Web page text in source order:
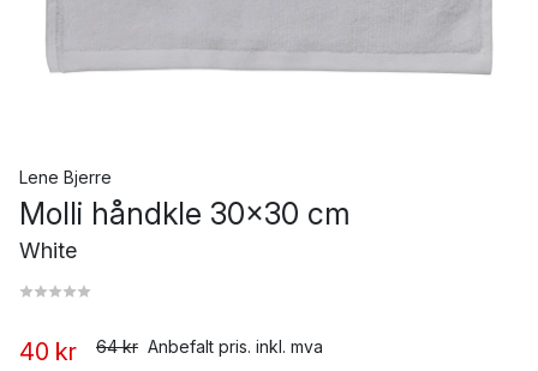
Lene Bjerre
Molli håndkle 30x30 cm
White
40 kr 64 kr Anbefalt pris. inkl. mva